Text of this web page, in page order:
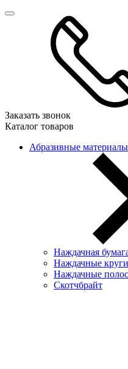
Заказать звонок
Каталог товаров
Абразивные материалы
Наждачная
Наждачные круги
Наждачные
Скотчбрайт